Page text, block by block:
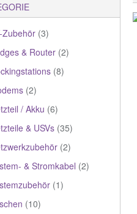
Zubehör (3)
& Router (2)
(8)
(2)
/ Akku (6)
& USVs (35)
(2)
& Stromkabel (2)
(1)
(10)